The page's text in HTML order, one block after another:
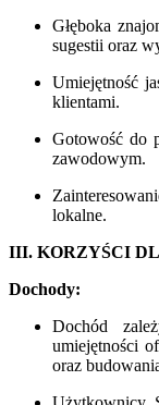
Głęboka
sugestii oraz
Umiejętność
klientami.
Gotowość do
zawodowym.
lokalne.
III. KORZYŚCI
Dochody:
Dochód
umiejętności
oraz